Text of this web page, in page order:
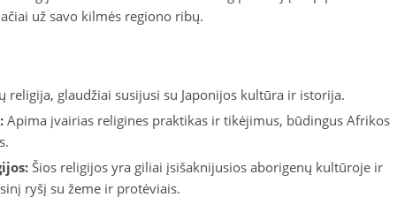
už savo kilmės regiono ribų.
religija, glaudžiai susijusi su Japonijos kultūra ir istorija.
Apima įvairias religines praktikas ir tikėjimus, būdingus Afrikos
Šios religijos yra giliai įsišaknijusios aborigenų kultūroje ir
ryšį su žeme ir protėviais.